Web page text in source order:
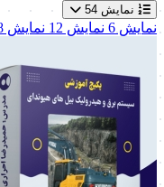
نمایش 54
نمایش 6 نمایش 12 نمایش 18